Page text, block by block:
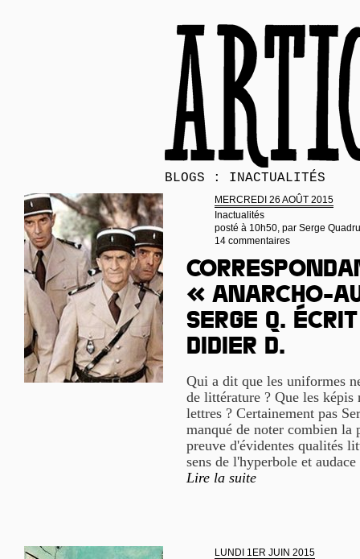
BLOGS : INACTUALITÉS
MERCREDI 26 AOÛT 2015
Inactualités
posté à 10h50, par Serge
14 commentaires
« anarcho-
Serge Q.
Didier D.
Qui a dit que les uniformes
de littérature ? Que les
lettres ? Certainement pas
manqué de noter combien la
preuve d'évidentes qualités
sens de l'hyperbole et
Lire la suite
LUNDI 1ER JUIN 2015